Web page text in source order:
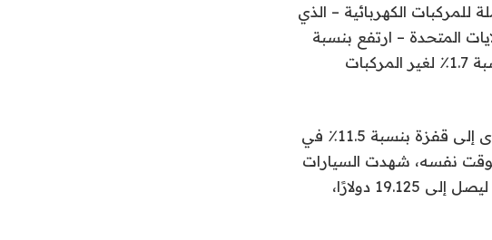
للمركبات الكهربائية – الذي
المتحدة – ارتفع بنسبة
12٪ الشهر الماضي مقارنة بشهر يونيو 2025. ويقارن ذلك بزيادة بنسبة 1.7٪ لغير المركبات
ارتفعت أسعار السيارات الكهربائية بالجملة كل شهر هذا العام، مما أدى إلى قفزة بنسبة 11.5٪ في
لمانهايم. وفي الوقت نفسه، شهدت السيارات
غير الكهربائية زيادة بنسبة أقل من 1٪ هذا العام في متوسط ​​الأسعار، ليصل إلى 19.125 دولارًا،